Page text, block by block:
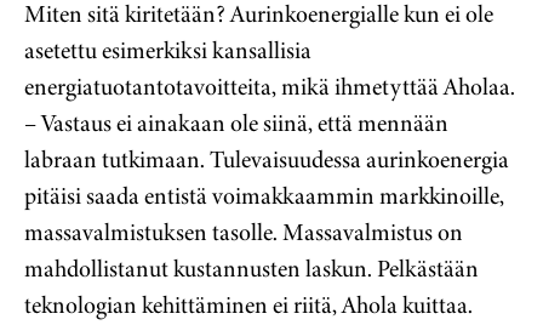
Miten sitä kiritetään? Aurinkoenergialle kun ei ole
asetettu esimerkiksi kansallisia
energiatuotantotavoitteita, mikä ihmetyttää Aholaa.
– Vastaus ei ainakaan ole siinä, että mennään
labraan tutkimaan. Tulevaisuudessa aurinkoenergia
pitäisi saada entistä voimakkaammin markkinoille,
massavalmistuksen tasolle. Massavalmistus on
mahdollistanut kustannusten laskun. Pelkästään
teknologian kehittäminen ei riitä, Ahola kuittaa.